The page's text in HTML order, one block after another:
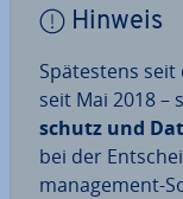
Hinweis
Spä­tes­tens
seit Mai 2018 –
schutz und
bei der
ma­nage­ment-